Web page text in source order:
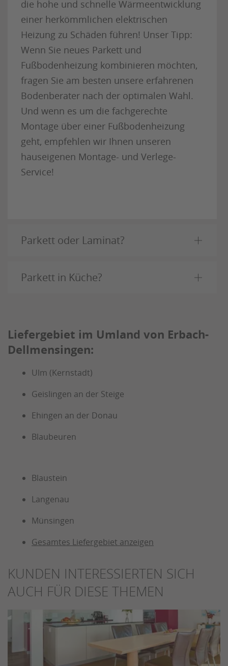
die hohe und schnelle Wärmeentwicklung
einer herkömmlichen elektrischen
Heizung zu Schäden führen! Unser Tipp:
Wenn Sie neues Parkett und
Fußbodenheizung kombinieren möchten,
fragen Sie am besten unsere erfahrenen
Bodenberater nach der optimalen Wahl.
Und wenn es um die fachgerechte
Montage über einer Fußbodenheizung
geht, empfehlen wir Ihnen unseren
hauseigenen Montage- und Verlege-
Service!
Parkett oder Laminat?
Parkett in Küche?
Liefergebiet im Umland von Erbach-
Dellmensingen:
Ulm (Kernstadt)
Geislingen an der Steige
Ehingen an der Donau
Blaubeuren
Blaustein
Langenau
Münsingen
Gesamtes Liefergebiet anzeigen
KUNDEN INTERESSIERTEN SICH
AUCH FÜR DIESE THEMEN